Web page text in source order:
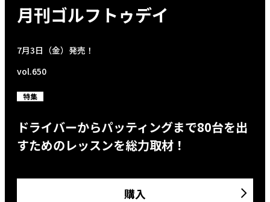
月刊ゴルフトゥデイ
7月3日（金）発売！
vol.650
特集
ドライバーからパッティングまで80台を出
すためのレッスンを総力取材！
購入